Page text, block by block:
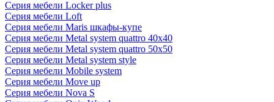
Серия мебели Locker plus
Серия мебели Loft
Серия мебели Maris шкафы-купе
Серия мебели Metal system quattro 40x40
Серия мебели Metal system quattro 50x50
Серия мебели Metal system style
Серия мебели Mobile system
Серия мебели Move up
Серия мебели Nova S